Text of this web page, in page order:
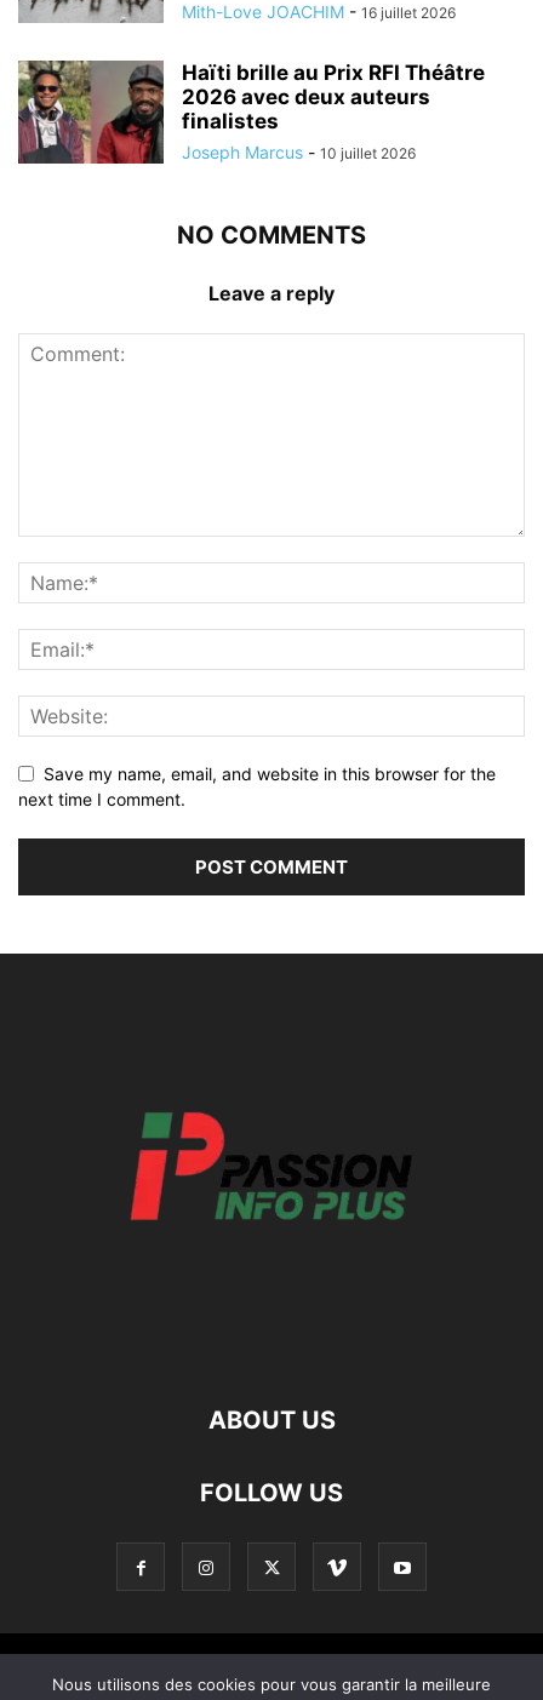
Mith-Love JOACHIM - 16 juillet 2026
Haïti brille au Prix RFI Théâtre
2026 avec deux auteurs
finalistes
Joseph Marcus - 10 juillet 2026
NO COMMENTS
Leave a reply
Save my name, email, and website in this browser for the
next time I comment.
ABOUT US
FOLLOW US
Nous utilisons des cookies pour vous garantir la meilleure